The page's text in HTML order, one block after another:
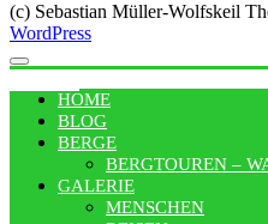
(c) Sebastian Müller-Wolfskeil
WordPress
HOME
BLOG
BERGE
BERGTOUREN –
GALERIE
MENSCHEN